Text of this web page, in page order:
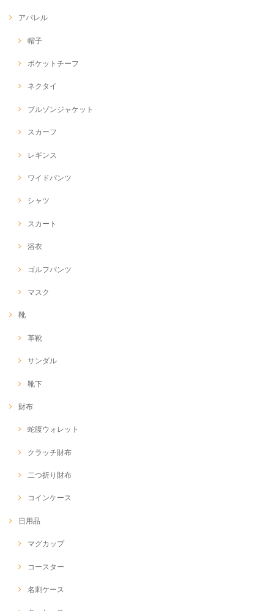
アパレル
帽子
ポケットチーフ
ネクタイ
ブルゾンジャケット
スカーフ
レギンス
ワイドパンツ
シャツ
スカート
浴衣
ゴルフパンツ
マスク
靴
革靴
サンダル
靴下
財布
蛇腹ウォレット
クラッチ財布
二つ折り財布
コインケース
日用品
マグカップ
コースター
名刺ケース